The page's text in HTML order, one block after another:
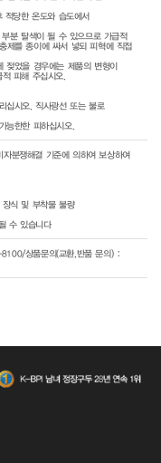
적당한 온도와 습도에서
분 탈색이 될 수 있으므로 가급적
제를 종이에 싸서 넣되 피혁에 직접
젖었을 경우에는 제품의 변형이
피해 주십시오.
십시오. 직사광선 또는 불로
능한한 피하십시오.
분쟁해결 기준에 의하여 보상하여
수 있습니다
상품문의(교환,반품 문의) :